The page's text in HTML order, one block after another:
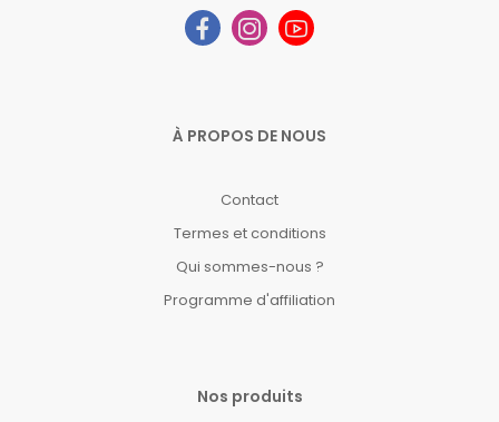
À PROPOS DE NOUS
Contact
Termes et conditions
Qui sommes-nous ?
Programme d'affiliation
Nos produits